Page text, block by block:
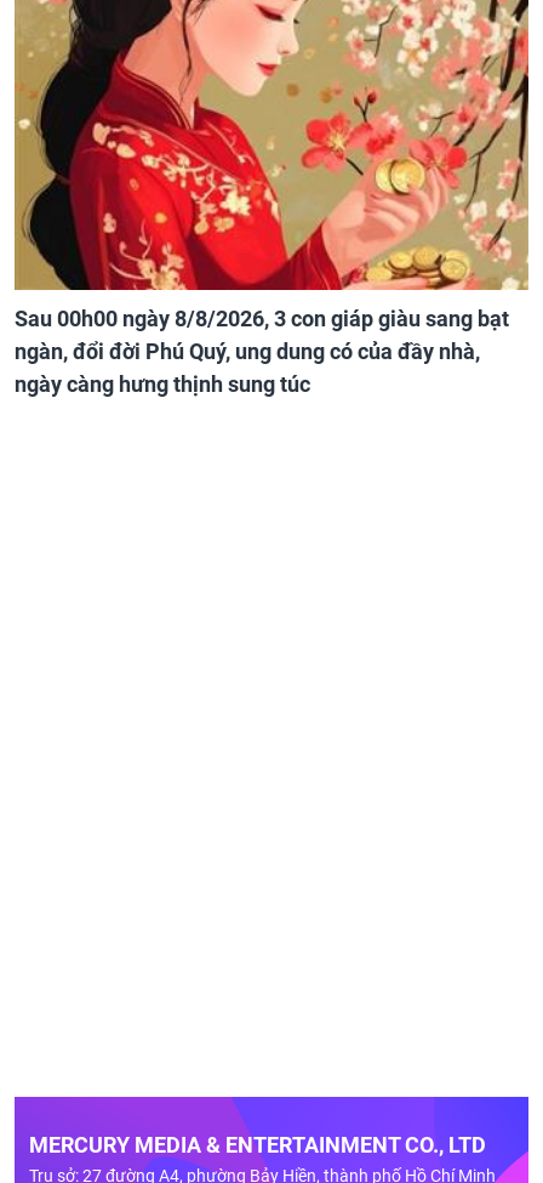
Sau 00h00 ngày 8/8/2026, 3 con giáp giàu sang bạt
ngàn, đổi đời Phú Quý, ung dung có của đầy nhà,
ngày càng hưng thịnh sung túc
MERCURY MEDIA & ENTERTAINMENT CO., LTD
Trụ sở: 27 đường A4, phường Bảy Hiền, thành phố Hồ Chí Minh